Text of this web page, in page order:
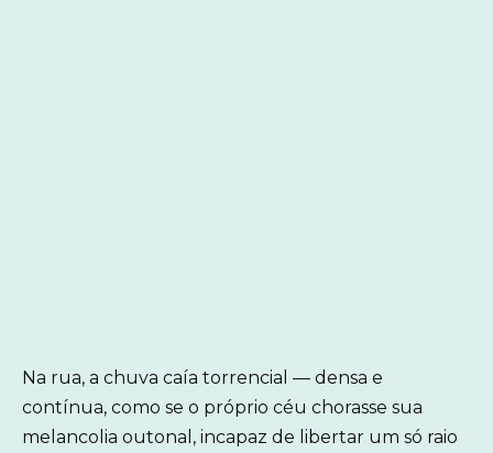
Na rua, a chuva caía torrencial — densa e
contínua, como se o próprio céu chorasse sua
melancolia outonal, incapaz de libertar um só raio